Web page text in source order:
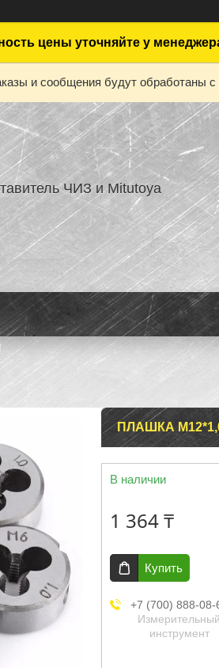
цены уточняйте у
и сообщения будут обработаны с
ЧИЗ и Mitutoya
ПЛАШКА
В наличии
1 364 ₸
Купить
+7 (700) 888-08-
Измерительный
инструмент